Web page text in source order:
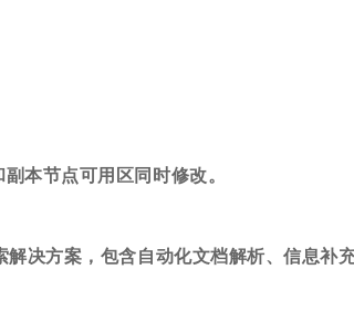
本节点可用区同时修改。
解决方案，包含自动化文档解析、信息补